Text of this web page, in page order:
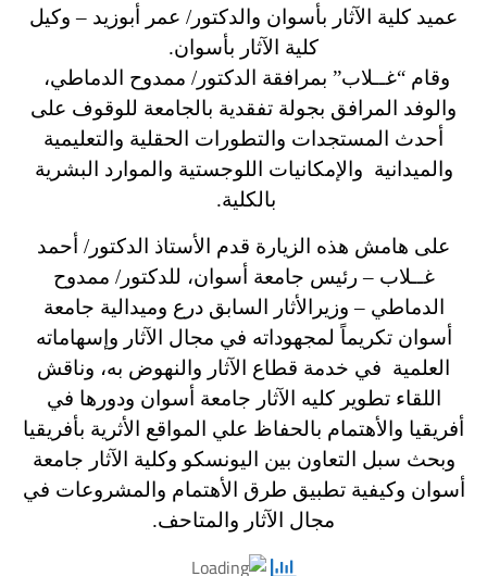
عميد كلية الآثار بأسوان والدكتور/ عمر أبوزيد – وكيل
كلية الآثار بأسوان.
وقام “غــلاب” بمرافقة الدكتور/ ممدوح الدماطي،
والوفد المرافق بجولة تفقدية بالجامعة للوقوف على
أحدث المستجدات والتطورات الحقلية والتعليمية
والميدانية والإمكانيات اللوجستية والموارد البشرية
بالكلية.
على هامش هذه الزيارة قدم الأستاذ الدكتور/ أحمد
غــلاب – رئيس جامعة أسوان، للدكتور/ ممدوح
الدماطي – وزيرالأثار السابق درع وميدالية جامعة
أسوان تكريماً لمجهوداته في مجال الآثار وإسهاماته
العلمية في خدمة قطاع الآثار والنهوض به، وناقش
اللقاء تطوير كليه الآثار جامعة أسوان ودورها في
أفريقيا والأهتمام بالحفاظ علي المواقع الأثرية بأفريقيا
وبحث سبل التعاون بين
اليونسكو وكلية الآثار جامعة
أسوان وكيفية تطبيق طرق الأهتمام والمشروعات في
مجال الآثار والمتاحف.